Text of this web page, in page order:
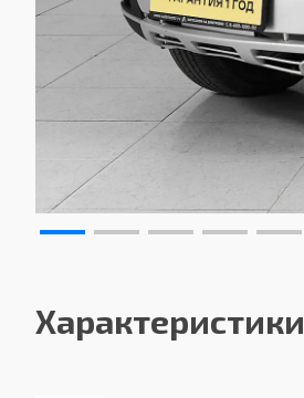
Характеристики